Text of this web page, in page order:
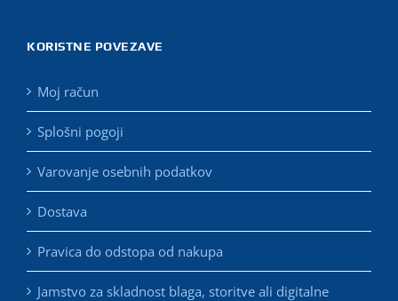
KORISTNE POVEZAVE
Moj račun
Splošni pogoji
Varovanje osebnih podatkov
Dostava
Pravica do odstopa od nakupa
Jamstvo za skladnost blaga, storitve ali digitalne